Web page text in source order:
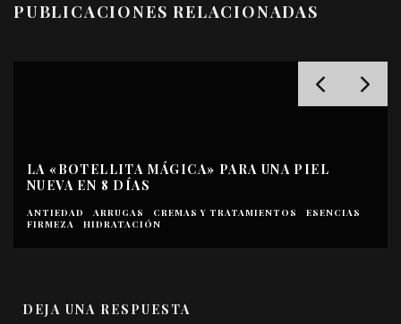
PUBLICACIONES RELACIONADAS
LA «BOTELLITA MÁGICA» PARA UNA PIEL
NUEVA EN 8 DÍAS
ANTIEDAD ARRUGAS CREMAS Y TRATAMIENTOS
ESENCIAS
FIRMEZA
HIDRATACIÓN
DEJA UNA RESPUESTA